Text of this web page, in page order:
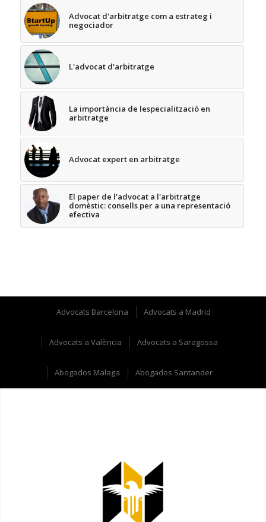
Advocat d'arbitratge com a estrateg i
negociador
L'advocat d'arbitratge
La importància de lespecialització en
arbitratge
Advocat expert en arbitratge
El paper de l'advocat a l'arbitratge
domèstic: consells per a una representació
efectiva
Advocats Barcelona Advocats a Madrid
Advocats a València Advocats a Saragossa
Abogados Malaga Abogados Santander